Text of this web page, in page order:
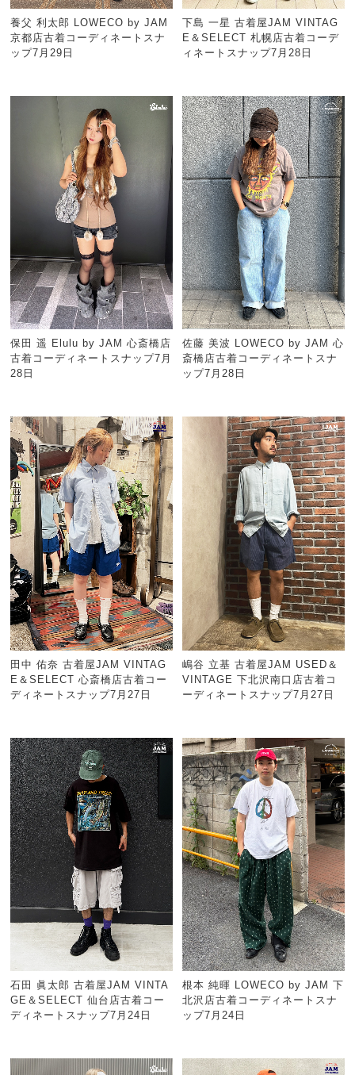
養父 利太郎 LOWECO by JAM
京都店古着コーディネートスナ
ップ7月29日
下島 一星 古着屋JAM VINTAG
E＆SELECT 札幌店古着コーデ
ィネートスナップ7月28日
保田 遥 Elulu by JAM 心斎橋店
古着コーディネートスナップ7月
28日
佐藤 美波 LOWECO by JAM 心
斎橋店古着コーディネートスナ
ップ7月28日
田中 佑奈 古着屋JAM VINTAG
E＆SELECT 心斎橋店古着コー
ディネートスナップ7月27日
嶋谷 立基 古着屋JAM USED＆
VINTAGE 下北沢南口店古着コ
ーディネートスナップ7月27日
石田 眞太郎 古着屋JAM VINTA
GE＆SELECT 仙台店古着コー
ディネートスナップ7月24日
根本 純暉 LOWECO by JAM 下
北沢店古着コーディネートスナ
ップ7月24日